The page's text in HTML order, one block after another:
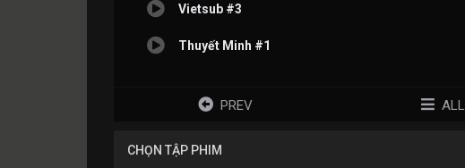
Vietsub #3
Thuyết Minh #1
PREV ALL
CHỌN TẬP PHIM